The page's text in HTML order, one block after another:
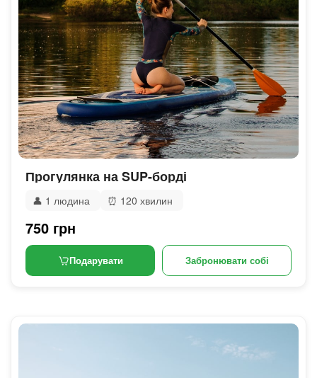
Прогулянка на SUP-борді
👤 1 людина ⏰ 120 хвилин
750 грн
Подарувати Забронювати собі